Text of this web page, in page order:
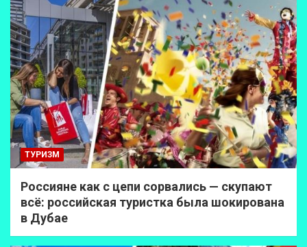
ТУРИЗМ
Россияне как с цепи сорвались — скупают
всё: российская туристка была шокирована
в Дубае